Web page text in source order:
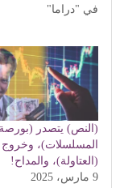
في "دراما"
(النص) يتصدر (بورصة
المسلسلات)، وخروج
(العتاولة)، والمداح!
9 مارس، 2025